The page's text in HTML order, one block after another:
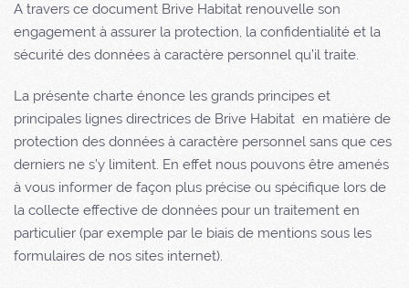
A travers ce document Brive Habitat renouvelle son
engagement à assurer la protection, la confidentialité et la
sécurité des données à caractère personnel qu’il traite.
La présente charte énonce les grands principes et
principales lignes directrices de Brive Habitat en matière de
protection des données à caractère personnel sans que ces
derniers ne s’y limitent. En effet nous pouvons être amenés
à vous informer de façon plus précise ou spécifique lors de
la collecte effective de données pour un traitement en
particulier (par exemple par le biais de mentions sous les
formulaires de nos sites internet).